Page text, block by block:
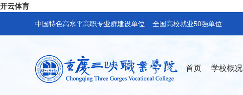
开云体育
中国特色高水平高职专业群建设单位 全国高校就业50强单位
首页 学校概况